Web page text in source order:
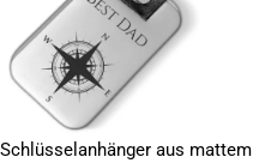
Schlüsselanhänger aus mattem